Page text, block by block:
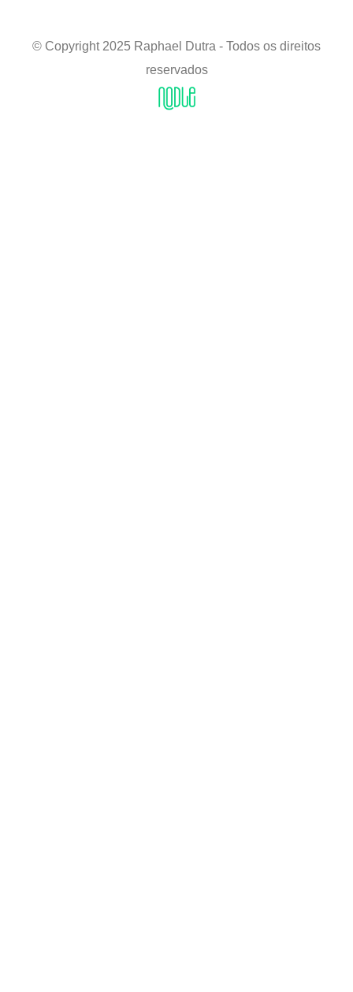
© Copyright 2025 Raphael Dutra - Todos os direitos
reservados